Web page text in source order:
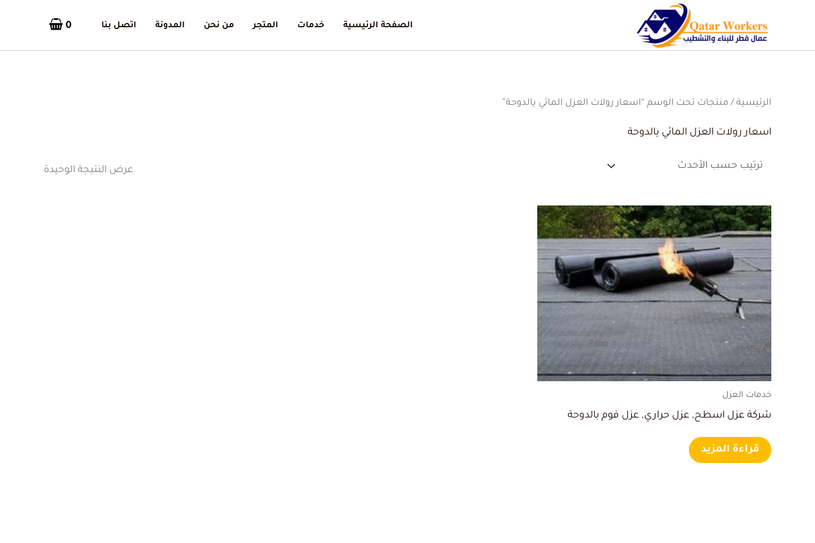
الصفحة الرئيسية خدمات المتجر من نحن المدونة اتصل بنا 0
الرئيسية / منتجات تحت الوسم “اسعار رولات العزل المائي يالدوحة”
اسعار رولات العزل المائي يالدوحة
عرض النتيجة الوحيدة
خدمات العزل
شركة عزل اسطح, عزل حراري, عزل فوم بالدوحة
قراءة المزيد